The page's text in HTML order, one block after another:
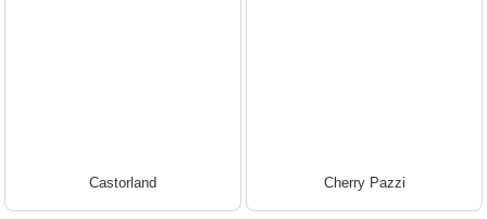
Castorland Cherry Pazzi